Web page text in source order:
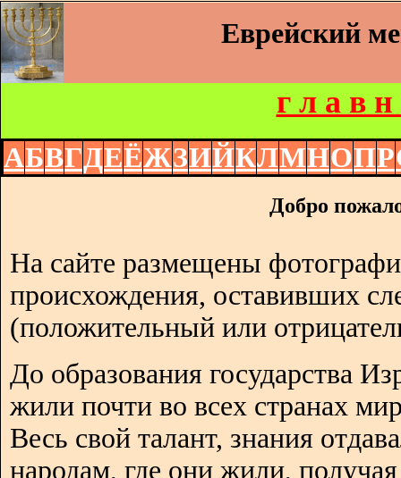
Еврейский
г л а в н
АБВГДЕЁЖЗИЙКЛМНОПР
Добро
На сайте размещены
происхождения, оставивших
(положительный или
До образования государства
жили почти во всех странах
Весь свой талант, знания
народам, где они жили, получая